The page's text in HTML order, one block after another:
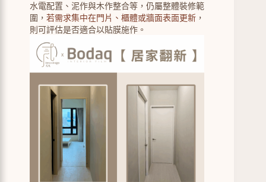
水電配置、泥作與木作整合等，仍屬整體裝修範
圍， 若需求集中在門片、櫃體或牆面表面更新 ，
則可評估是否適合以貼膜施作。